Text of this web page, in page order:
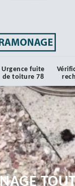
Urgence fuite
de toiture 78